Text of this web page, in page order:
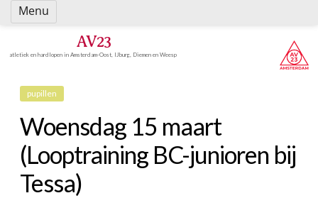
Spring
naar
AV23
atletiek en hardlopen in Amsterdam-Oost, IJburg, Diemen en Weesp
pupillen
Woensdag 15 maart
(Looptraining BC-junioren bij
Tessa)
Menu